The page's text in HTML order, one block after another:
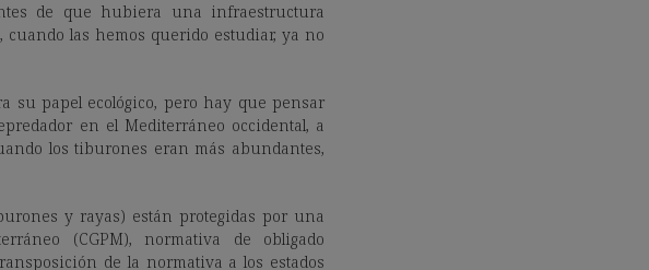
de que hubiera una infraestructura
las hemos querido estudiar, ya no
su papel ecológico, pero hay que pensar
en el Mediterráneo occidental, a
los tiburones eran más abundantes,
y rayas) están protegidas por una
(CGPM), normativa de obligado
de la normativa a los estados